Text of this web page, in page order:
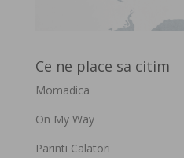
Ce ne place sa citim
Momadica
On My Way
Parinti Calatori